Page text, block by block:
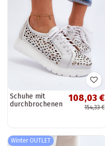
Schuhe mit
durchbrochenen
108,03 €
154,33 €
Winter OUTLET